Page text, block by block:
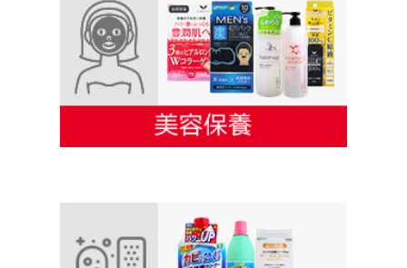
S-SELECT UV防曬系列
S-SELECT 美容保養